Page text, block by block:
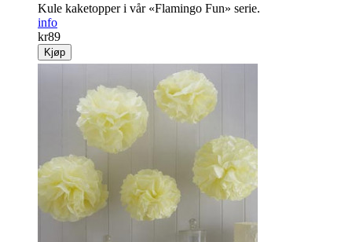
Kule kaketopper i vår «Flamingo Fun» serie.
info
kr89
Kjøp